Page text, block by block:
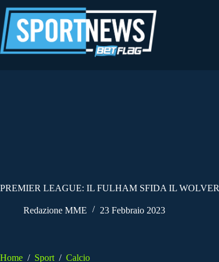
al
contenuto
PREMIER LEAGUE: IL FULHAM SFIDA IL
Redazione MME 23 Febbraio 2023
Home / Sport / Calcio